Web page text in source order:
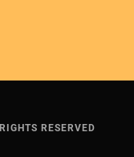
RESERVED